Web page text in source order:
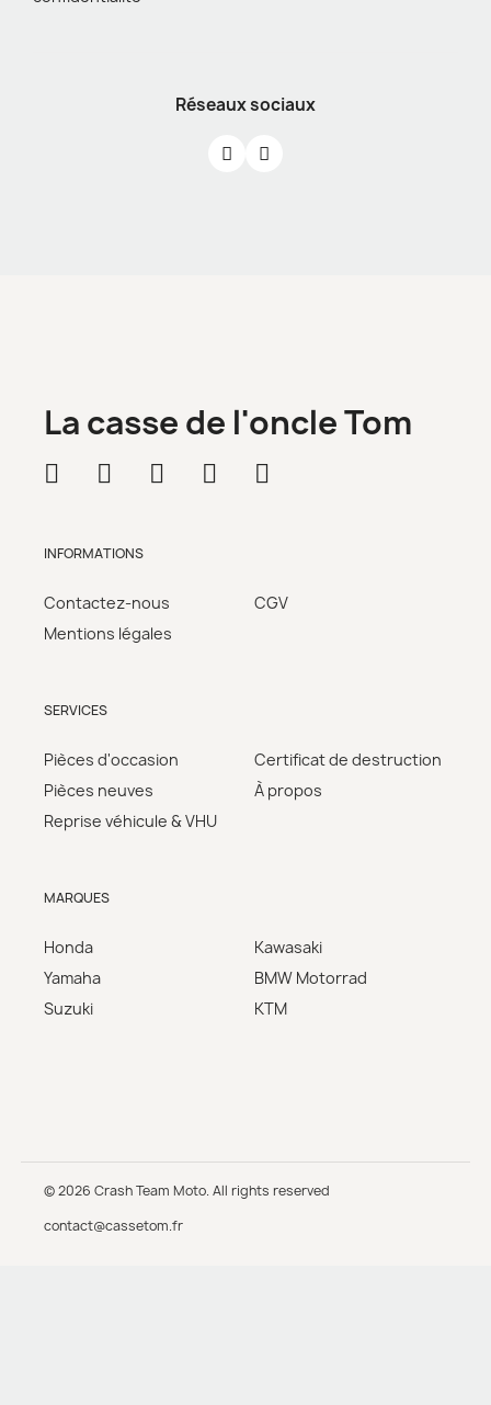
Réseaux sociaux
La casse de l'oncle Tom
INFORMATIONS
Contactez-nous
Mentions légales
CGV
SERVICES
Pièces d'occasion
Pièces neuves
Reprise véhicule & VHU
Certificat de destruction
À propos
MARQUES
Honda
Yamaha
Suzuki
Kawasaki
BMW Motorrad
KTM
© 2026 Crash Team Moto. All rights reserved
contact@cassetom.fr